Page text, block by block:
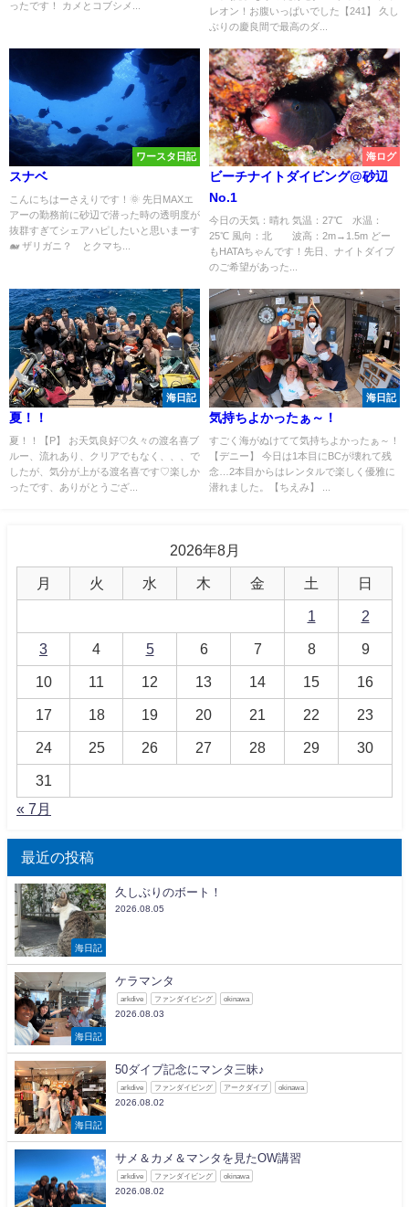
ったです！ カメとコブシメ...
レオン！お腹いっぱいでした【241】 久し
ぶりの慶良間で最高のダ...
ワースタ日記
スナベ
こんにちはーさえりです！🌞 先日MAXエ
アーの勤務前に砂辺で潜った時の透明度が
抜群すぎてシェアハピしたいと思いまーす
🐋 ザリガニ？ とクマち...
海ログ
ビーチナイトダイビング@砂辺
No.1
今日の天気：晴れ 気温：27℃ 水温：
25℃ 風向：北 波高：2m→1.5m どー
もHATAちゃんです！先日、ナイトダイブ
のご希望があった...
海日記
夏！！
夏！！【P】 お天気良好♡久々の渡名喜ブ
ルー、流れあり、クリアでもなく、、、で
したが、気分が上がる渡名喜です♡楽しか
ったです、ありがとうござ...
海日記
気持ちよかったぁ～！
すごく海がぬけてて気持ちよかったぁ～！
【デニー】 今日は1本目にBCが壊れて残
念…2本目からはレンタルで楽しく優雅に
潜れました。【ちえみ】 ...
2026年8月
月 火 水 木 金 土 日
1 2
3 4 5 6 7 8 9
10 11 12 13 14 15 16
17 18 19 20 21 22 23
24 25 26 27 28 29 30
31
« 7月
最近の投稿
海日記
久しぶりのボート！
2026.08.05
海日記
ケラマンタ
arkdive ファンダイビング okinawa
2026.08.03
海日記
50ダイブ記念にマンタ三昧♪
arkdive ファンダイビング アークダイブ okinawa
2026.08.02
サメ＆カメ＆マンタを見たOW講習
arkdive ファンダイビング okinawa
2026.08.02